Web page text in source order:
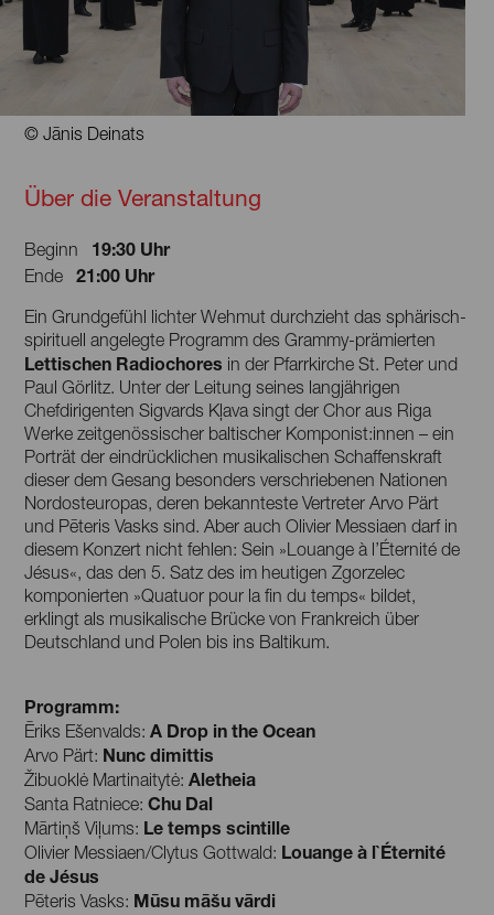
© Jānis Deinats
Über die Veranstaltung
Beginn 19:30 Uhr
Ende 21:00 Uhr
Ein Grundgefühl lichter Wehmut durchzieht das sphärisch-
spirituell angelegte Programm des Grammy-prämierten
Lettischen Radiochores in der Pfarrkirche St. Peter und
Paul Görlitz. Unter der Leitung seines langjährigen
Chefdirigenten Sigvards Kļava singt der Chor aus Riga
Werke zeitgenössischer baltischer Komponist:innen – ein
Porträt der eindrücklichen musikalischen Schaffenskraft
dieser dem Gesang besonders verschriebenen Nationen
Nordosteuropas, deren bekannteste Vertreter Arvo Pärt
und Pēteris Vasks sind. Aber auch Olivier Messiaen darf in
diesem Konzert nicht fehlen: Sein »Louange à l’Éternité de
Jésus«, das den 5. Satz des im heutigen Zgorzelec
komponierten »Quatuor pour la fin du temps« bildet,
erklingt als musikalische Brücke von Frankreich über
Deutschland und Polen bis ins Baltikum.
Programm:
Ēriks Ešenvalds: A Drop in the Ocean
Arvo Pärt: Nunc dimittis
Žibuoklė Martinaitytė: Aletheia
Santa Ratniece: Chu Dal
Mārtiņš Viļums: Le temps scintille
Olivier Messiaen/Clytus Gottwald: Louange à l`Éternité
de Jésus
Pēteris Vasks: Mūsu māšu vārdi